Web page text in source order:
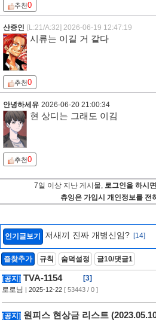
추천0
산증인 [L:21/A:32] 2026-06-19 12:47:19
시류는 이길 거 같다
추천0
안녕하세유 2026-06-20 21:00:34
현 상디는 그래도 이김
추천0
7일 이상 지난 게시물, 로그인을 하시
츄잉은 가입시 개인정보를 전
인기글보기 저새끼 진짜 개병신임? [14]
즐찾추가 규칙 숨덕설정 글10/댓글1
[공지] TVA-1154
[3]
로로님 | 2025-12-22 [ 53443 / 0 ]
[공지] 원피스 현상금 리스트